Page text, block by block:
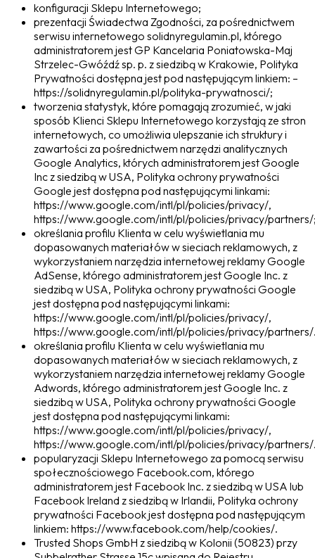
konfiguracji Sklepu Internetowego;
prezentacji Świadectwa Zgodności, za pośrednictwem
serwisu internetowego solidnyregulamin.pl, którego
administratorem jest GP Kancelaria Poniatowska-Maj
Strzelec-Gwóźdź sp. p. z siedzibą w Krakowie, Polityka
Prywatności dostępna jest pod następującym linkiem: –
https://solidnyregulamin.pl/polityka-prywatnosci/;
tworzenia statystyk, które pomagają zrozumieć, w jaki
sposób Klienci Sklepu Internetowego korzystają ze stron
internetowych, co umożliwia ulepszanie ich struktury i
zawartości za pośrednictwem narzędzi analitycznych
Google Analytics, których administratorem jest Google
Inc z siedzibą w USA, Polityka ochrony prywatności
Google jest dostępna pod następującymi linkami:
https://www.google.com/intl/pl/policies/privacy/,
https://www.google.com/intl/pl/policies/privacy/
określania profilu Klienta w celu wyświetlania mu
dopasowanych materiałów w sieciach reklamowych, z
wykorzystaniem narzędzia internetowej reklamy Google
AdSense, którego administratorem jest Google Inc. z
siedzibą w USA, Polityka ochrony prywatności Google
jest dostępna pod następującymi linkami:
https://www.google.com/intl/pl/policies/privacy/,
https://www.google.com/intl/pl/policies/privacy/
określania profilu Klienta w celu wyświetlania mu
dopasowanych materiałów w sieciach reklamowych, z
wykorzystaniem narzędzia internetowej reklamy Google
Adwords, którego administratorem jest Google Inc. z
siedzibą w USA, Polityka ochrony prywatności Google
jest dostępna pod następującymi linkami:
https://www.google.com/intl/pl/policies/privacy/,
https://www.google.com/intl/pl/policies/privacy/
popularyzacji Sklepu Internetowego za pomocą serwisu
społecznościowego Facebook.com, którego
administratorem jest Facebook Inc. z siedzibą w USA lub
Facebook Ireland z siedzibą w Irlandii, Polityka ochrony
prywatności Facebook jest dostępna pod następującym
linkiem: https://www.facebook.com/help/cookies/.
Trusted Shops GmbH z siedzibą w Kolonii (50823) przy